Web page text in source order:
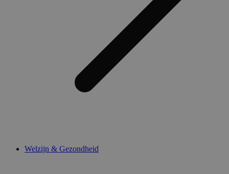
Welzijn & Gezondheid